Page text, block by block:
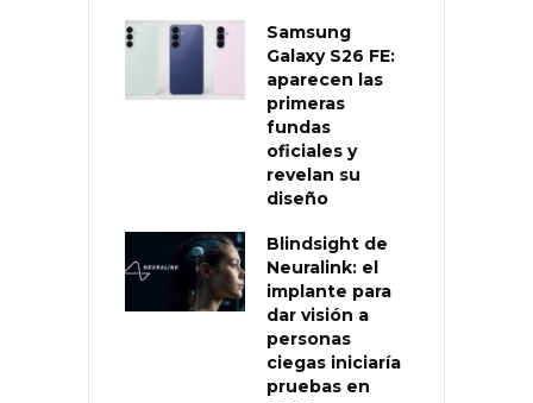
Samsung
Galaxy S26 FE:
aparecen las
primeras
fundas
oficiales y
revelan su
diseño
Blindsight de
Neuralink: el
implante para
dar visión a
personas
ciegas iniciaría
pruebas en